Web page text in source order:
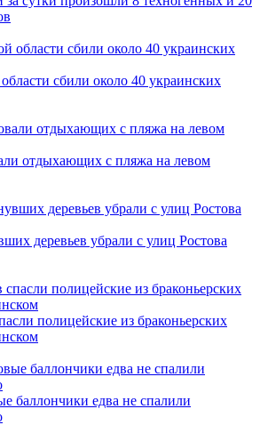
сбили около 40 украинских
отдыхающих с пляжа на левом
деревьев убрали с улиц Ростова
полицейские из браконьерских
баллончики едва не спалили